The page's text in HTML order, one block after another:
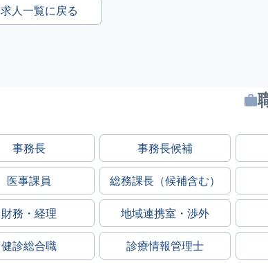
求人一覧に戻る
事務長 事務長候補
医事課員 総務課長（候補含む）
財務・経理 地域連携室・渉外
健診総合職 診療情報管理士